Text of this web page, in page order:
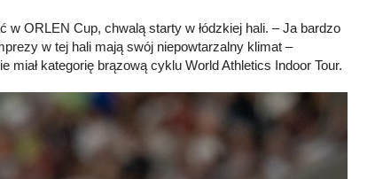
ORLEN Cup, chwalą starty w łódzkiej hali. – Ja bardzo
w tej hali mają swój niepowtarzalny klimat –
kategorię brązową cyklu World Athletics Indoor Tour.